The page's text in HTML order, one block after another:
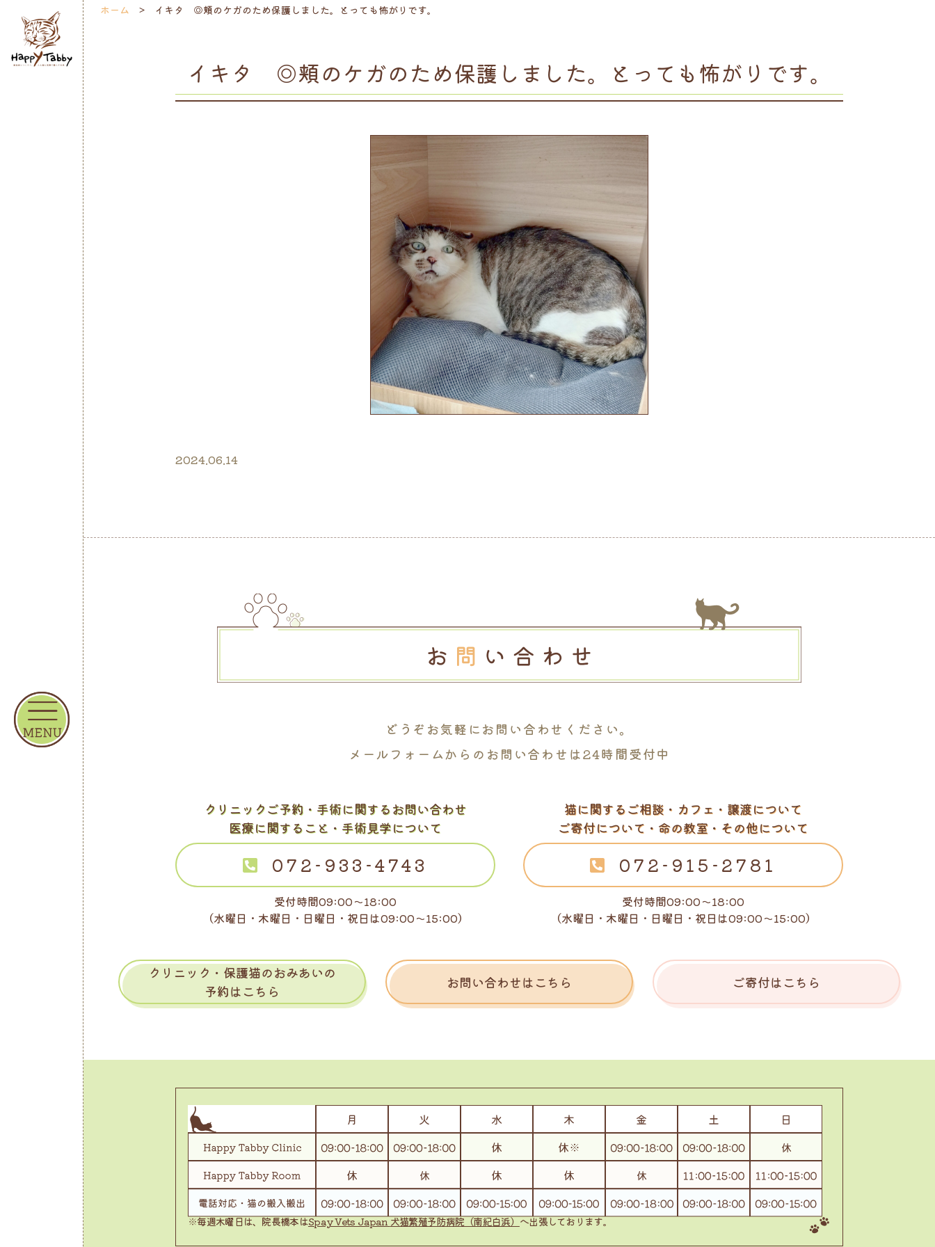
ホーム イキタ ◎頬のケガのため保護しました。とっても怖がりです。
イキタ ◎頬のケガのため保護しました。とっても怖がりです。
2024.06.14
どうぞお気軽にお問い合わせください。
メールフォームからの お問い合わせは24時間受付中
クリニックご予約 ・ 手術に関するお問い合わせ
医療に関すること・手術見学について
072-933-4743
受付時間09:00～18:00
（水曜日・木曜日・日曜日・祝日は09:00～15:00）
猫に関するご相談・カフェ・譲渡について
ご寄付について・命の教室・その他について
072-915-2781
受付時間09:00～18:00
（水曜日・木曜日・日曜日・祝日は09:00～15:00）
クリニック・保護猫のおみあいの
予約はこちら
お問い合わせはこちら ご寄付はこちら
※毎週木曜日は、院長橋本はSpay Vets Japan犬猫繁殖予防病院（南紀白浜）へ出張しております。